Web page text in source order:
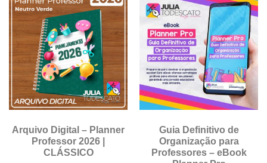
Arquivo Digital – Planner
Professor 2026 |
CLÁSSICO
Guia Definitivo de
Organização para
Professores – eBook